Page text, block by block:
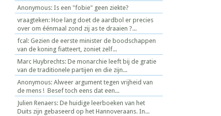
Anonymous: Is een "fobie" geen ziekte?
vraagteken: Hoe lang doet de aardbol er precies
over om éénmaal zond zij as te draaien ?...
fcal: Gezien de eerste minister de boodschappen
van de koning fiatteert, zoniet zelf...
Marc Huybrechts: De monarchie leeft bij de gratie
van de traditionele partijen en die zijn...
Anonymous: Alweer argument tegen vrijheid van
de mens ! Besef toch eens dat een...
Julien Renaers: De huidige leerboeken van het
Duits zijn gebaseerd op het Hannoveraans. In...